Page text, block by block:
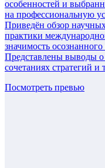
особенностей и
на профессиональную
Приведён обзор
практики
значимость
Представлены выводы о
сочетаниях стратегий и
Посмотреть превью